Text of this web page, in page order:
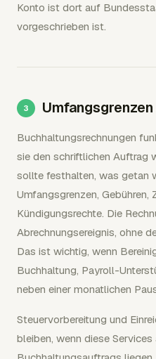
Konto ist dort auf
vorgeschrieben ist.
Buchhaltungsrechnungen
sie den schriftlichen Auftrag
sollte festhalten, was getan
Umfangsgrenzen, Gebühren,
Kündigungsrechte. Die
Abrechnungsereignis, ohne
Das ist wichtig, wenn
Buchhaltung, Payroll-
neben einer monatlichen
Steuervorbereitung und
bleiben, wenn diese